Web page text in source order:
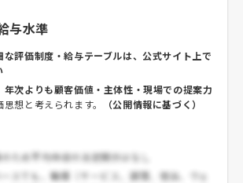
与水準
な評価制度・給与テーブルは、公式サイト上で
年次よりも顧客価値・主体性・現場での提案力
想と考えられます。
（公開情報に基づく）
ため平均年収の法定開示はなし
スでも、職種（サービス、調理、宿泊、ウェ